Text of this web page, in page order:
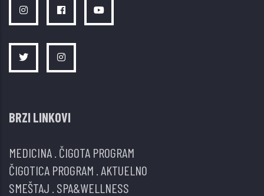
BRZI LINKOVI
MEDICINA ČIGOTA PROGRAM
ČIGOTICA PROGRAM AKTUELNO
SMEŠTAJ SPA&WELLNESS